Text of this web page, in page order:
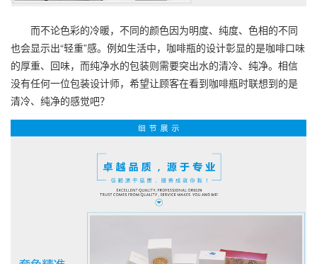
而不论色彩的冷暖，不同的颜色因为明度、纯度、色相的不同
也会显示出“轻重”感。例如生活中，咖啡瓶的设计彰显的是咖啡口味
的厚重、回味，而纯净水的包装则需要突出水的清冷、纯净。相信
没有任何一位包装设计师，希望让顾客在看到咖啡瓶时联想到的是
清冷、纯净的感觉吧？